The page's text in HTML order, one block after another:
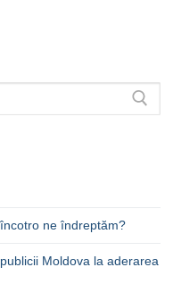
ne îndreptăm?
Moldova la aderarea